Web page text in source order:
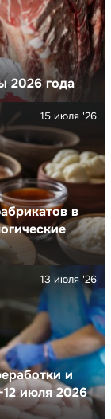
2026 года
в
15 июля '26
и
июля 2026
13 июля '26